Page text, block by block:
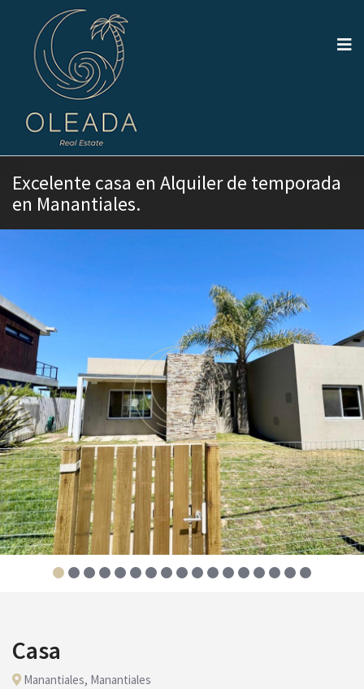
Excelente casa en Alquiler de temporada
en Manantiales.
Casa
Manantiales, Manantiales